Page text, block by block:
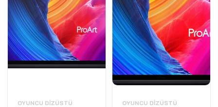
OYUNCU DIZÜSTÜ OYUNCU DIZÜSTÜ